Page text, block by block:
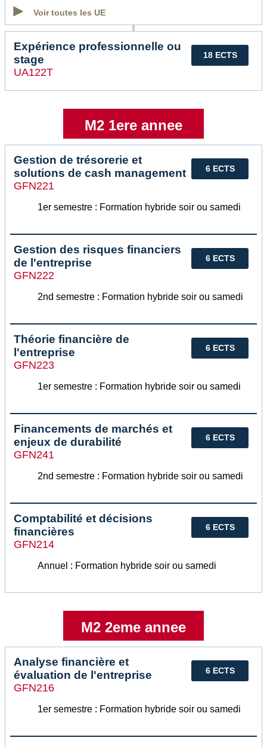
Voir toutes les UE
18 ECTS
Expérience professionnelle ou
stage
UA122T
M2 1ere annee
6 ECTS
Gestion de trésorerie et
solutions de cash management
GFN221
1er semestre : Formation hybride soir ou samedi
6 ECTS
Gestion des risques financiers
de l'entreprise
GFN222
2nd semestre : Formation hybride soir ou samedi
6 ECTS
Théorie financière de
l'entreprise
GFN223
1er semestre : Formation hybride soir ou samedi
6 ECTS
Financements de marchés et
enjeux de durabilité
GFN241
2nd semestre : Formation hybride soir ou samedi
6 ECTS
Comptabilité et décisions
financières
GFN214
Annuel : Formation hybride soir ou samedi
M2 2eme annee
6 ECTS
Analyse financière et
évaluation de l'entreprise
GFN216
1er semestre : Formation hybride soir ou samedi